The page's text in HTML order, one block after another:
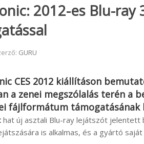
2012-es Blu-ray
GURU
CES 2012 kiállításon
a zenei megszólalás terén a
fájlformátum támogatásának
hat új asztali Blu-ray lejátszót jelentett
is alkalmas, és a gyártó